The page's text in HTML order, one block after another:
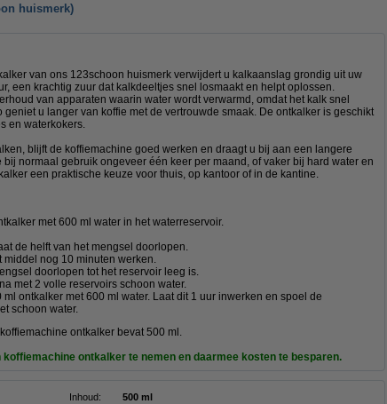
huismerk)
van ons 123schoon huismerk verwijdert u kalkaanslag grondig uit uw
een krachtig zuur dat kalkdeeltjes snel losmaakt en helpt oplossen.
van apparaten waarin water wordt verwarmd, omdat het kalk snel
geniet u langer van koffie met de vertrouwde smaak. De ontkalker is geschikt
en waterkokers.
blijft de koffiemachine goed werken en draagt u bij aan een langere
bij normaal gebruik ongeveer één keer per maand, of vaker bij hard water en
een praktische keuze voor thuis, op kantoor of in de kantine.
met 600 ml water in het waterreservoir.
de helft van het mengsel doorlopen.
middel nog 10 minuten werken.
doorlopen tot het reservoir leeg is.
met 2 volle reservoirs schoon water.
ontkalker met 600 ml water. Laat dit 1 uur inwerken en spoel de
schoon water.
ontkalker bevat 500 ml.
ontkalker te nemen en daarmee kosten te besparen.
Inhoud:
500 ml